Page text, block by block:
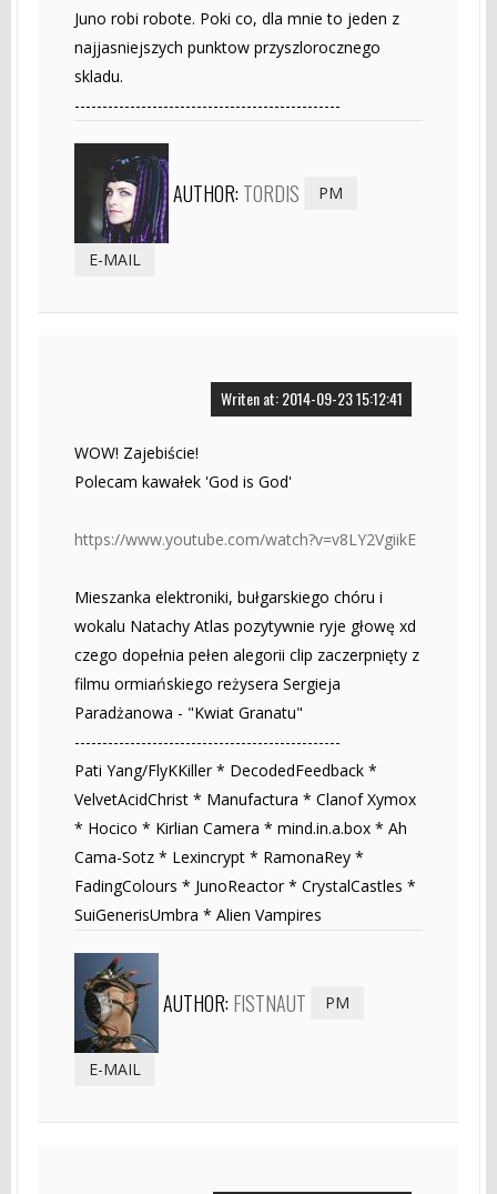
Juno robi robote. Poki co, dla mnie to jeden z
najjasniejszych punktow przyszlorocznego
skladu.
------------------------------------------------
AUTHOR: TORDIS PM
E-MAIL
Writen at: 2014-09-23 15:12:41
WOW! Zajebiście!
Polecam kawałek 'God is God'
https://www.youtube.com/watch?v=v8LY2VgiikE
Mieszanka elektroniki, bułgarskiego chóru i
wokalu Natachy Atlas pozytywnie ryje głowę xd
czego dopełnia pełen alegorii clip zaczerpnięty z
filmu ormiańskiego reżysera Sergieja
Paradżanowa - "Kwiat Granatu"
------------------------------------------------
Pati Yang/FlyKKiller * DecodedFeedback *
VelvetAcidChrist * Manufactura * Clanof Xymox
* Hocico * Kirlian Camera * mind.in.a.box * Ah
Cama-Sotz * Lexincrypt * RamonaRey *
FadingColours * JunoReactor * CrystalCastles *
SuiGenerisUmbra * Alien Vampires
AUTHOR: FISTNAUT PM
E-MAIL